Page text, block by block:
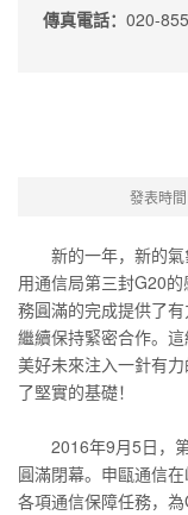
傳真電話： 020-
發表時
新的一年，新的氣
用通信局第三封G20
務圓滿的完成提供了
繼續保持緊密合作。
美好未來注入一針有
了堅實的基礎！
2016年9月5日，第
圓滿閉幕。申甌通信
各項通信保障任務，